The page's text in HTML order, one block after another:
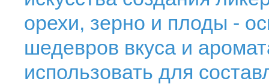
орехи, зерно и плоды -
шедевров вкуса и
использовать для